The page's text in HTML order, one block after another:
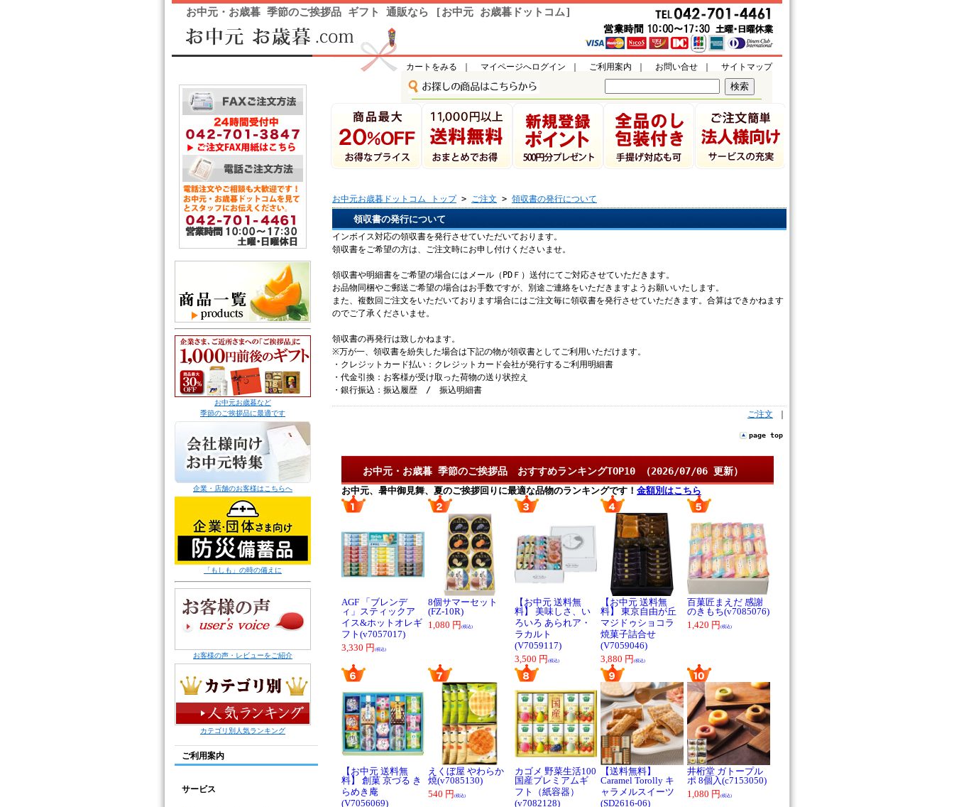
お中元・お歳暮 季節のご挨拶品 ギフト 通販なら [お中元 お歳暮ドットコム]
カートをみる マイページへログイン ご利用案内 お問い合せ サイトマップ
お中元お歳暮など
季節のご挨拶品に最適です
企業・店舗のお客様はこちらへ
「もしも」の時の備えに
お客様の声・レビューをご紹介
カテゴリ別人気ランキング
ご利用案内
サービス
お中元お歳暮ドットコム トップ> ご注文 > 領収書の発行について
領収書の発行について
インボイス対応の領収書を発行させていただいております。
領収書をご希望の方は、ご注文時にお申し付けくださいませ。
領収書や明細書をご希望の場合にはメール（PDＦ）送付にてご対応させていただきます。
お品物同梱やご郵送ご希望の場合はお手数ですが、別途ご連絡をいただきますようお願いいたします。
また、複数回ご注文をいただいております場合にはご注文毎に領収書を発行させていただきます。合算はできかねます
のでご了承くださいませ。
領収書の再発行は致しかねます。
※万が一、領収書を紛失した場合は下記の物が領収書としてご利用いただけます。
・クレジットカード払い：クレジットカード会社が発行するご利用明細書
・代金引換：お客様が受け取った荷物の送り状控え
・銀行振込：振込履歴 / 振込明細書
ご注文
page top